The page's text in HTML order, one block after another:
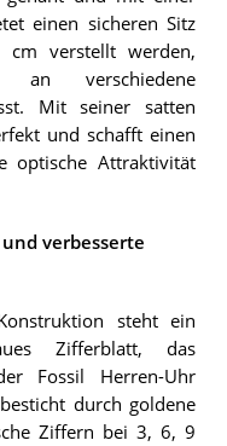
einen sicheren Sitz
verstellt werden,
verschiedene
Mit seiner satten
und schafft einen
optische Attraktivität
verbesserte
steht ein
Zifferblatt, das
Fossil Herren-Uhr
durch goldene
Ziffern bei 3, 6, 9